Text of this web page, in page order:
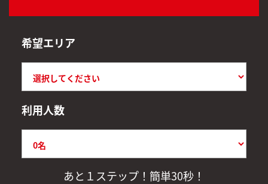
希望エリア
利用人数
あと１ステップ！簡単30秒！